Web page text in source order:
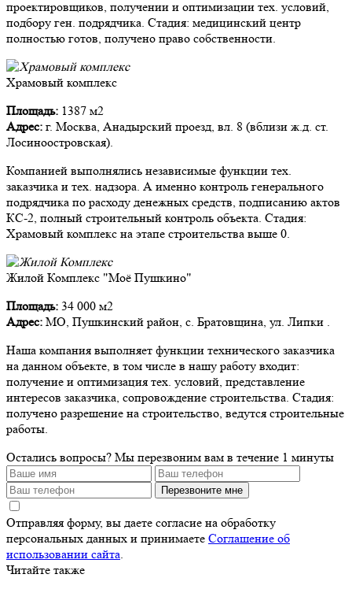
проектировщиков, получении и оптимизации тех. условий,
подбору ген. подрядчика. Стадия: медицинский центр
полностью готов, получено право собственности.
Храмовый комплекс
Площадь: 1387 м2
Адрес: г. Москва, Анадырский проезд, вл. 8 (вблизи ж.д. ст.
Лосиноостровская).
Компанией выполнялись независимые функции тех.
заказчика и тех. надзора. А именно контроль генерального
подрядчика по расходу денежных средств, подписанию актов
КС-2, полный строительный контроль объекта. Стадия:
Храмовый комплекс на этапе строительства выше 0.
Жилой Комплекс "Моё Пушкино"
Площадь: 34 000 м2
Адрес: МО, Пушкинский район, с. Братовщина, ул. Липки .
Наша компания выполняет функции технического заказчика
на данном объекте, в том числе в нашу работу входит:
получение и оптимизация тех. условий, представление
интересов заказчика, сопровождение строительства. Стадия:
получено разрешение на строительство, ведутся строительные
работы.
Остались вопросы? Мы перезвоним вам в течение 1 минуты
Перезвоните мне
Отправляя форму, вы даете согласие на обработку
персональных данных и принимаете Соглашение об
использовании сайта.
Читайте также